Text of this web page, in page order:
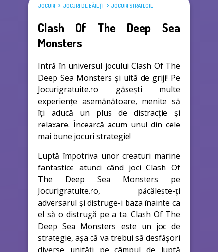
JOCURI JOCURI DE BĂIEŢI JOCURI STRATEGIE
Clash Of The Deep Sea
Monsters
Intră în universul jocului Clash Of The
Deep Sea Monsters și uită de griji! Pe
Jocurigratuite.ro găsești multe
experiențe asemănătoare, menite să
îți aducă un plus de distracție și
relaxare. Încearcă acum unul din cele
mai bune jocuri strategie!
Luptă împotriva unor creaturi marine
fantastice atunci când joci Clash Of
The Deep Sea Monsters pe
Jocurigratuite.ro, păcălește-ți
adversarul și distruge-i baza înainte ca
el să o distrugă pe a ta. Clash Of The
Deep Sea Monsters este un joc de
strategie, așa că va trebui să desfășori
diverse unități pe câmpul de luptă